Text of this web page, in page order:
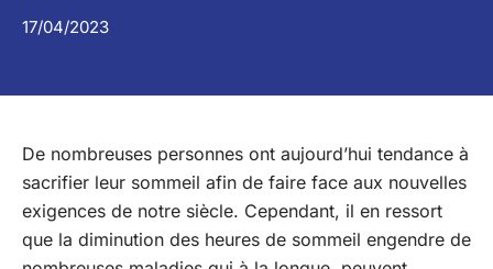
17/04/2023
De nombreuses personnes ont aujourd’hui tendance à
sacrifier leur sommeil afin de faire face aux nouvelles
exigences de notre siècle. Cependant, il en ressort
que la diminution des heures de sommeil engendre de